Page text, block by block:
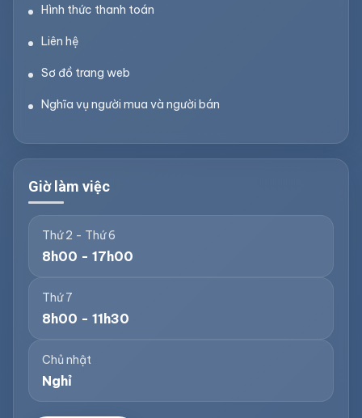
Hình thức thanh toán
Liên hệ
Sơ đồ trang web
Nghĩa vụ người mua và người bán
Giờ làm việc
Thứ 2 - Thứ 6
8h00 - 17h00
Thứ 7
8h00 - 11h30
Chủ nhật
Nghỉ